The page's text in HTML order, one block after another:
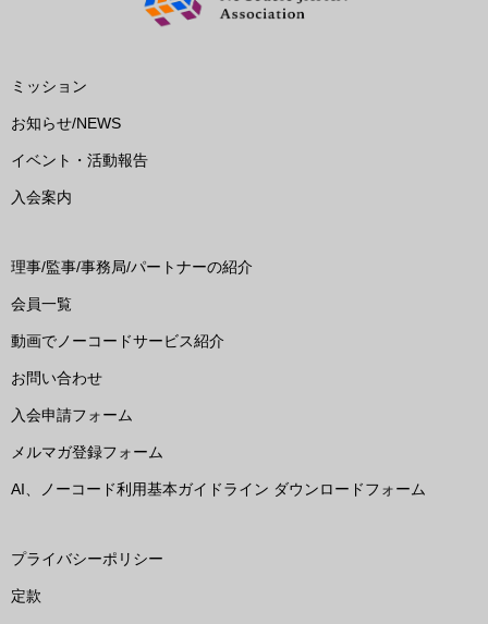
ミッション
お知らせ/NEWS
イベント・活動報告
入会案内
理事/監事/事務局/パートナーの紹介
会員一覧
動画でノーコードサービス紹介
お問い合わせ
入会申請フォーム
メルマガ登録フォーム
AI、ノーコード利用基本ガイドライン ダウンロードフォーム
プライバシーポリシー
定款